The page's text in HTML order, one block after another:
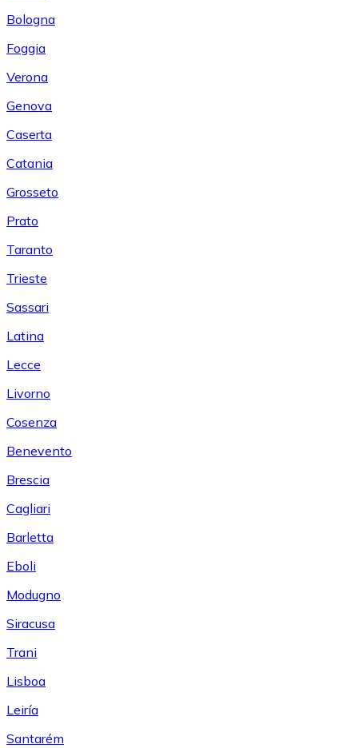
Bologna
Foggia
Verona
Genova
Caserta
Catania
Grosseto
Prato
Taranto
Trieste
Sassari
Latina
Lecce
Livorno
Cosenza
Benevento
Brescia
Cagliari
Barletta
Eboli
Modugno
Siracusa
Trani
Lisboa
Leiría
Santarém